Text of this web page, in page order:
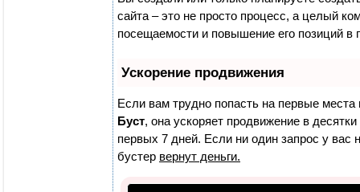
сайта – это не просто процесс, а целый
посещаемости и повышение его позиций в
Ускорение продвижения
Если вам трудно попасть на первые места
Буст, она ускоряет продвижение в
первых 7 дней. Если ни один запрос у вас
бустер вернут деньги.